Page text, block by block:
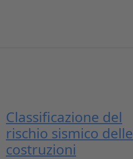
Classificazione del
rischio sismico delle
costruzioni